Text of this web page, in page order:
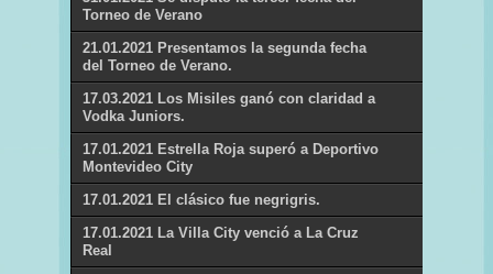
Torneo de Verano
21.01.2021 Presentamos la segunda fecha
del Torneo de Verano.
17.03.2021 Los Misiles ganó con claridad a
Vodka Juniors.
17.01.2021 Estrella Roja superó a Deportivo
Montevideo City
17.01.2021 El clásico fue negrigris.
17.01.2021 La Villa City venció a La Cruz
Real